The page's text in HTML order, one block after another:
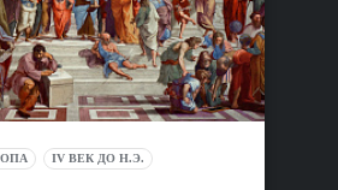
IV ВЕК ДО Н.Э.